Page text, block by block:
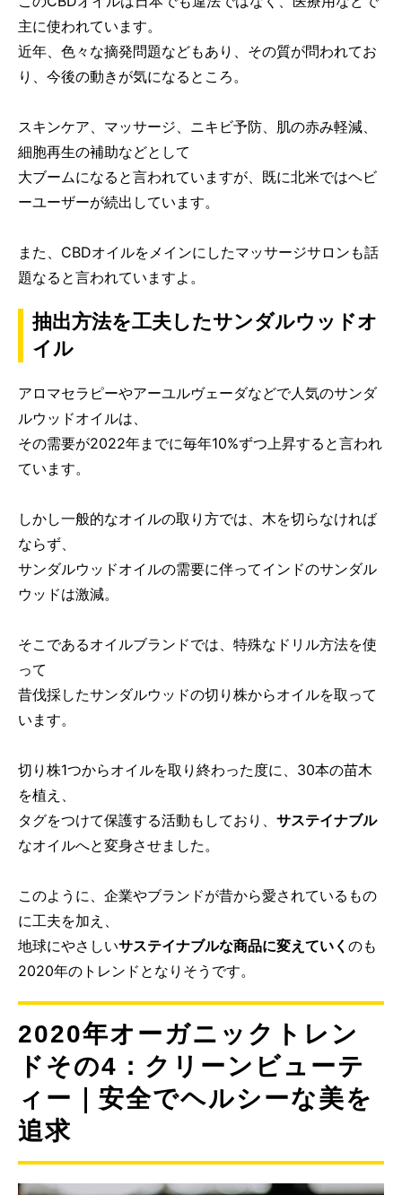
主に使われています。
近年、色々な摘発問題などもあり、その質が問われてお
り、今後の動きが気になるところ。
スキンケア、マッサージ、ニキビ予防、肌の赤み軽減、
細胞再生の補助などとして
大ブームになると言われていますが、既に北米ではヘビ
ーユーザーが続出しています。
また、CBDオイルをメインにしたマッサージサロンも話
題なると言われていますよ。
抽出方法を工夫したサンダルウッドオ
イル
アロマセラピーやアーユルヴェーダなどで人気のサンダ
ルウッドオイルは、
その需要が2022年までに毎年10%ずつ上昇すると言われ
ています。
しかし一般的なオイルの取り方では、木を切らなければ
ならず、
サンダルウッドオイルの需要に伴ってインドのサンダル
ウッドは激減。
そこであるオイルブランドでは、特殊なドリル方法を使
って
昔伐採したサンダルウッドの切り株からオイルを取って
います。
切り株1つからオイルを取り終わった度に、30本の苗木
を植え、
タグをつけて保護する活動もしており、 サステイナブル
なオイルへと変身させました。
このように、企業やブランドが昔から愛されているもの
に工夫を加え、
地球にやさしいサステイナブルな商品に変えていく のも
2020年のトレンドとなりそうです。
2020年オーガニックトレン
ドその4：クリーンビューテ
ィー｜安全でヘルシーな美を
追求